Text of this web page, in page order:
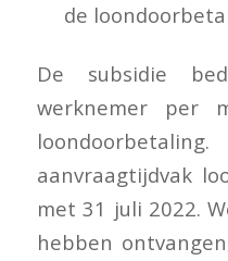
de
De subsidie
werknemer per
aanvraagtijdvak
met 31 juli 2022.
hebben